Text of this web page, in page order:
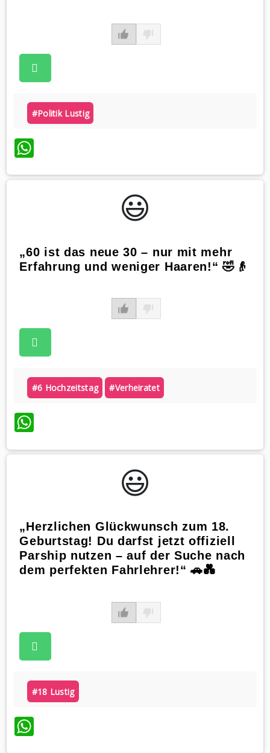
#politik Lustig
WhatsApp
😃️
„60 ist das neue 30 – nur mit mehr
Erfahrung und weniger Haaren!“ 🤣👴
#6 Hochzeitstag #verheiratet
WhatsApp
😃️
„Herzlichen Glückwunsch zum 18.
Geburtstag! Du darfst jetzt offiziell
Parship nutzen – auf der Suche nach
dem perfekten Fahrlehrer!“ 🚗💑
#18 Lustig
WhatsApp